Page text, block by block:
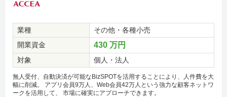
業種
その他・各種小売
開業資金
430 万円
対象 個人・法人
無人受付、自動決済が可能なBizSPOTを活用することにより、人件費を大
幅に削減。 アプリ会員9万人、Web会員42万人という強力な顧客ネットワ
ークを活用して、 市場に確実にアプローチできます。